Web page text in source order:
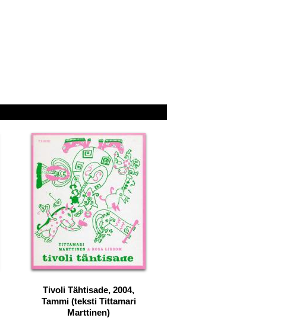
Tivoli Tähtisade, 2004,
Tammi (teksti Tittamari
Marttinen)